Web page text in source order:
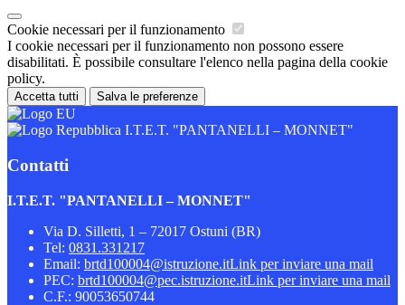
Cookie necessari per il funzionamento
I cookie necessari per il funzionamento non possono essere
disabilitati. È possibile consultare l'elenco nella pagina della cookie
policy.
Accetta tutti Salva le preferenze
I.T.E.T. "PANTANELLI – MONNET"
Contatti
I.T.E.T. "PANTANELLI – MONNET"
Via D. Silletti, 1 – 72017 Ostuni (BR)
Tel: 0831.331217
Email: brtd100004@istruzione.itLink per inviare una mail
PEC: brtd100004@pec.istruzione.itLink per inviare una mail
C.F.: 90053650744